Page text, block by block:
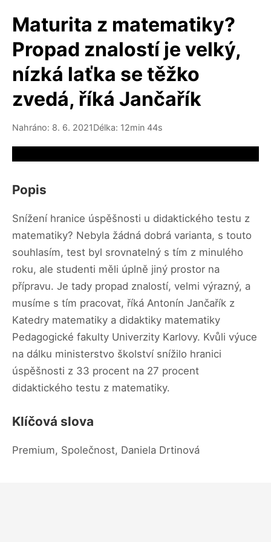
Maturita z matematiky?
Propad znalostí je velký,
nízká laťka se těžko
zvedá, říká Jančařík
Nahráno: 8. 6. 2021Délka: 12min 44s
Popis
Snížení hranice úspěšnosti u didaktického testu z
matematiky? Nebyla žádná dobrá varianta, s touto
souhlasím, test byl srovnatelný s tím z minulého
roku, ale studenti měli úplně jiný prostor na
přípravu. Je tady propad znalostí, velmi výrazný, a
musíme s tím pracovat, říká Antonín Jančařík z
Katedry matematiky a didaktiky matematiky
Pedagogické fakulty Univerzity Karlovy. Kvůli výuce
na dálku ministerstvo školství snížilo hranici
úspěšnosti z 33 procent na 27 procent
didaktického testu z matematiky.
Klíčová slova
Premium, Společnost, Daniela Drtinová